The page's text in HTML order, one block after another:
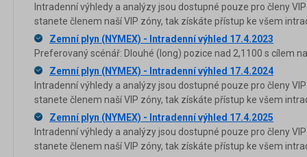
Intradenní výhledy a analýzy jsou dostupné pouze pro členy
stanete členem naší VIP zóny, tak získáte přístup ke všem
Zemní plyn (NYMEX) - Intradenní výhled 17.4.2023
Preferovaný scénář: Dlouhé (long) pozice nad 2,1100 s cílem
Zemní plyn (NYMEX) - Intradenní výhled 17.4.2024
Intradenní výhledy a analýzy jsou dostupné pouze pro členy
stanete členem naší VIP zóny, tak získáte přístup ke všem
Zemní plyn (NYMEX) - Intradenní výhled 17.4.2025
Intradenní výhledy a analýzy jsou dostupné pouze pro členy
stanete členem naší VIP zóny, tak získáte přístup ke všem